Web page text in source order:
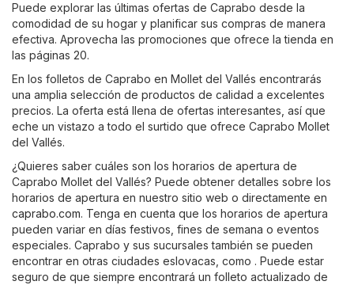
Puede explorar las últimas ofertas de Caprabo desde la
comodidad de su hogar y planificar sus compras de manera
efectiva. Aprovecha las promociones que ofrece la tienda en
las páginas 20.
En los folletos de Caprabo en Mollet del Vallés encontrarás
una amplia selección de productos de calidad a excelentes
precios. La oferta está llena de ofertas interesantes, así que
eche un vistazo a todo el surtido que ofrece Caprabo Mollet
del Vallés.
¿Quieres saber cuáles son los horarios de apertura de
Caprabo Mollet del Vallés? Puede obtener detalles sobre los
horarios de apertura en nuestro sitio web o directamente en
caprabo.com. Tenga en cuenta que los horarios de apertura
pueden variar en días festivos, fines de semana o eventos
especiales. Caprabo y sus sucursales también se pueden
encontrar en otras ciudades eslovacas, como . Puede estar
seguro de que siempre encontrará un folleto actualizado de